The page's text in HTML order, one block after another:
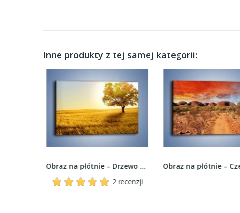
Inne produkty z tej samej kategorii:
Obraz na płótnie – Drzewo na zbożowym polu –...
2 recenzji